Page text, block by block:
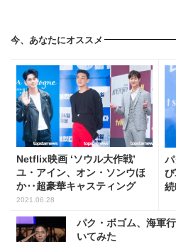
今、あなたにオススメ
Netflix映画 ‘ソウル大作戦’
ユ・アイン、オン・ソンウほ
か‥超豪華キャスティング
2021.06.28
続
パク・ボゴム、海軍
いてみた